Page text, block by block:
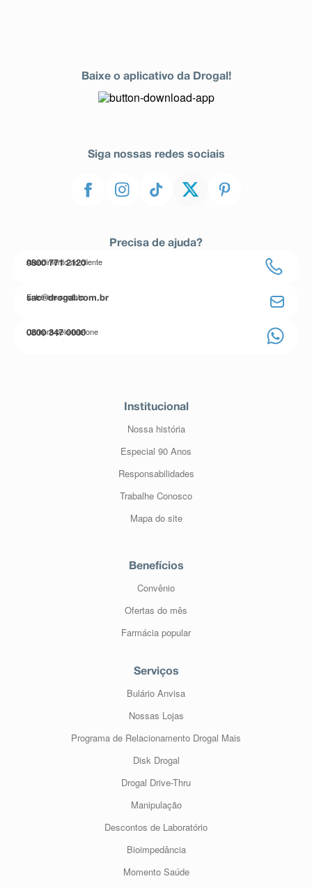
Baixe o aplicativo da Drogal!
Siga nossas redes sociais
Precisa de ajuda?
Atendimento ao cliente
0800 771 2120
Entre em contato
sac@drogal.com.br
Compre pelo telefone
0800 347 0000
Institucional
Nossa história
Especial 90 Anos
Responsabilidades
Trabalhe Conosco
Mapa do site
Benefícios
Convênio
Ofertas do mês
Farmácia popular
Serviços
Bulário Anvisa
Nossas Lojas
Programa de Relacionamento Drogal Mais
Disk Drogal
Drogal Drive-Thru
Manipulação
Descontos de Laboratório
Bioimpedância
Momento Saúde